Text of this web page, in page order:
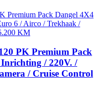
PK Premium Pack
/ 220V. /
/ Cruise Control